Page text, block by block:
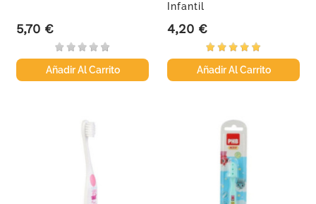
Precio
5,70 €
Añadir Al Carrito
Infantil
Precio
4,20 €
Añadir Al Carrito